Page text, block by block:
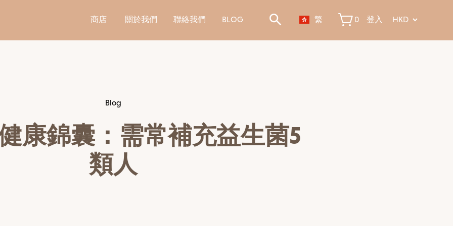
商店 關於我們 聯絡我們 BLOG 繁 0 登入
Blog
康錦囊：需常補充益生菌5
類人